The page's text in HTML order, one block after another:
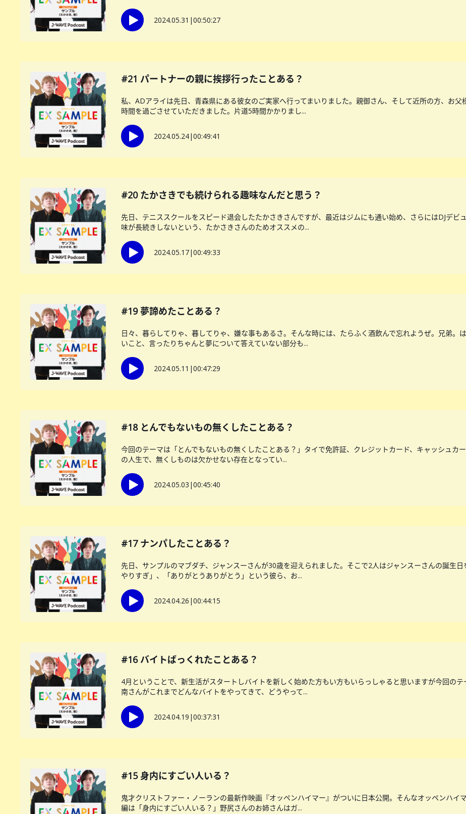
2024.05.31 |00:50:27
#21 パートナーの親に挨拶行ったことある？
私、ADアライは先日、青森県にある彼女のご実家へ行ってまいりました。親御さん、そして近所の方、お
時間を過ごさせていただきました。片道5時間かかりまし...
2024.05.24|00:49:41
#20 たかさきでも続けられる趣味なんだと思う？
先日、テニススクールをスピード退会したたかさきさんですが、最近はジムにも通い始め、さらにはDJデ
味が長続きしないという、たかさきさんのためオススメの...
2024.05.17|00:49:33
#19 夢諦めたことある？
日々、暮らしてりゃ、暮してりゃ、嫌な事もあるさ。そんな時には、たらふく酒飲んで忘れようぜ。兄弟。
いこと、言ったりちゃんと夢について答えていない部分も...
2024.05.11 |00:47:29
#18 とんでもないもの無くしたことある？
今回のテーマは「とんでもないもの無くしたことある？」タイで免許証、クレジットカード、キャッシュ
の人生で、無くしものは欠かせない存在となってい...
2024.05.03 |00:45:40
#17 ナンパしたことある？
先日、サンプルのマブダチ、ジャンスーさんが30歳を迎えられました。そこで2人はジャンスーさんの誕生
やりすぎ」、「ありがとうありがとう」という彼ら、お...
2024.04.26 |00:44:15
#16 バイトばっくれたことある？
4月ということで、新生活がスタートしバイトを新しく始めた方もい方もいらっしゃると思いますが今回の
南さんがこれまでどんなバイトをやってきて、どうやって...
2024.04.19 |00:37:31
#15 身内にすごい人いる？
鬼才クリストファー・ノーランの最新作映画『オッペンハイマー』がついに日本公開。そんなオッペンハイ
編は「身内にすごい人いる？」野尻さんのお姉さんはガ...